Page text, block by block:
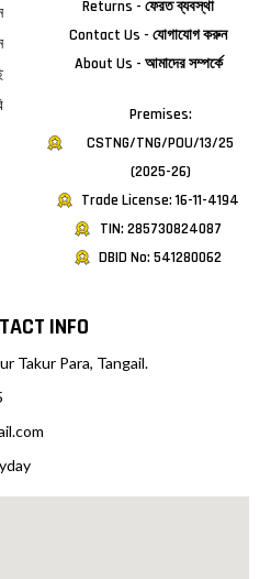
Returns - ফেরত ব্যবস্থা
Contact Us - যোগাযোগ করুন
About Us - আমাদের সম্পর্কে
Premises:
CSTNG/TNG/POU/13/25
(2025-26)
Trade License: 16-11-4194
TIN: 285730824087
DBID No: 541280062
INFO
Takur Para, Tangail.